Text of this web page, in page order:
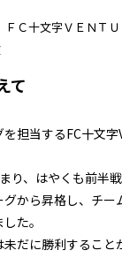
ＦＣ十文字ＶＥＮＴＵ
て
担当するFC十文
り、はやくも前半戦
から昇格し、チー
た。
だに勝利すること